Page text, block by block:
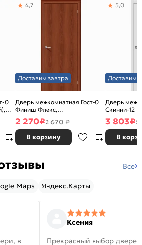
0
Доставим завтра
Дверь межкомнатная Гост-0
Финиш Флекс,
Ламинированные Л-11
(ИталОрех), глухая, каркасно-
щитовая
4,7
2 270₽2 670 ₽
В корзину
Доставим
Дверь
Скинни-12
глухая,
5,0
3 803₽5
В
Все
Maps Яндекс.Карты
в
Ксения
Прекрасный выбор